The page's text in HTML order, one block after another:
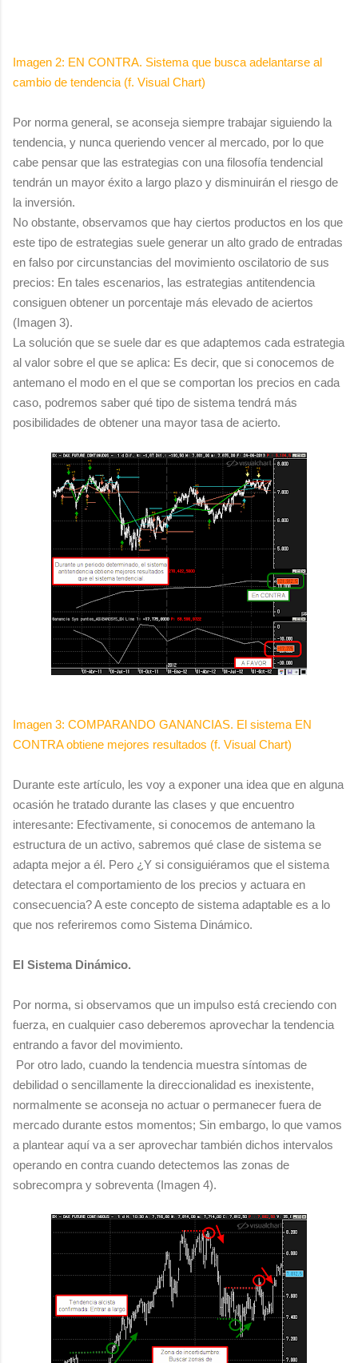
Imagen 2: EN CONTRA. Sistema que busca adelantarse al
cambio de tendencia (f. Visual Chart)
Por norma general, se aconseja siempre trabajar siguiendo la
tendencia, y nunca queriendo vencer al mercado, por lo que
cabe pensar que las estrategias con una filosofía tendencial
tendrán un mayor éxito a largo plazo y disminuirán el riesgo de
la inversión.
No obstante, observamos que hay ciertos productos en los que
este tipo de estrategias suele generar un alto grado de entradas
en falso por circunstancias del movimiento oscilatorio de sus
precios: En tales escenarios, las estrategias antitendencia
consiguen obtener un porcentaje más elevado de aciertos
(Imagen 3).
La solución que se suele dar es que adaptemos cada estrategia
al valor sobre el que se aplica: Es decir, que si conocemos de
antemano el modo en el que se comportan los precios en cada
caso, podremos saber qué tipo de sistema tendrá más
posibilidades de obtener una mayor tasa de acierto.
Imagen 3: COMPARANDO GANANCIAS. El sistema EN
CONTRA obtiene mejores resultados (f. Visual Chart)
Durante este artículo, les voy a exponer una idea que en alguna
ocasión he tratado durante las clases y que encuentro
interesante: Efectivamente, si conocemos de antemano la
estructura de un activo, sabremos qué clase de sistema se
adapta mejor a él. Pero ¿Y si consiguiéramos que el sistema
detectara el comportamiento de los precios y actuara en
consecuencia? A este concepto de sistema adaptable es a lo
que nos referiremos como Sistema Dinámico.
El Sistema Dinámico.
Por norma, si observamos que un impulso está creciendo con
fuerza, en cualquier caso deberemos aprovechar la tendencia
entrando a favor del movimiento.
Por otro lado, cuando la tendencia muestra síntomas de
debilidad o sencillamente la direccionalidad es inexistente,
normalmente se aconseja no actuar o permanecer fuera de
mercado durante estos momentos; Sin embargo, lo que vamos
a plantear aquí va a ser aprovechar también dichos intervalos
operando en contra cuando detectemos las zonas de
sobrecompra y sobreventa (Imagen 4).